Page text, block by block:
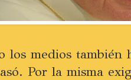
los medios también
Por la misma